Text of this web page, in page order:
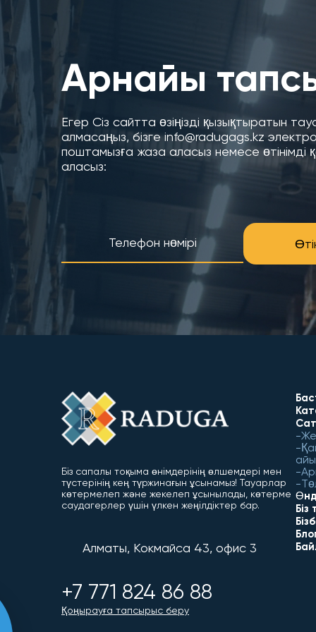
Арнайы
Егер Сіз сайтта өзіңізді қызықтыратын
алмасаңыз, бізге info@radugags.kz
поштамызға жаза аласыз немесе өтінімді
аласыз:
Біз сапалы тоқыма өнімдерінің өлшемдері мен
түстерінің кең түржинағын ұсынамыз! Тауарлар
көтермелеп және жекелеп ұсынылады, көтерме
саудагерлер үшін үлкен жеңілдіктер бар.
Алматы, Кокмайса 43, офис 3
+7 771 824 86 88
Қоңырауға тапсырыс беру
Біз